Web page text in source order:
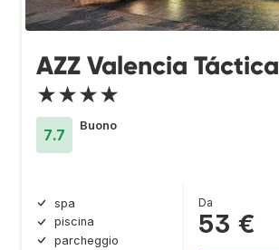
AZZ Valencia Táctica
★★★★
7.7
Buono
spa
piscina
parcheggio
Da
53 €